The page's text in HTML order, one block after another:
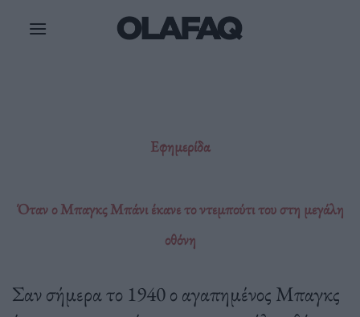
Εφημερίδα
Όταν ο Μπαγκς Μπάνι έκανε το ντεμπούτι του στη μεγάλη
οθόνη
Σαν σήμερα το 1940 ο αγαπημένος Μπαγκς